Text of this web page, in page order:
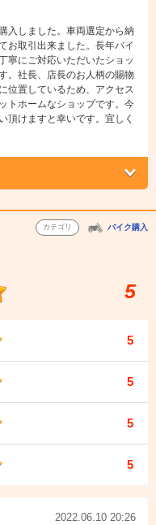
入しました。車両選定から納
お取引出来ました。長年バイ
寧にご対応いただいたショッ
。社長、店長のお人柄の賜物
位置しているため、アクセス
トホームなショップです。今
頂けますと幸いです。宜しく
カテゴリ バイク購入
5
5
5
5
5
2022.06.10 20:26